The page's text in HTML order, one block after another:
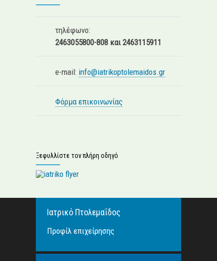
τηλέφωνο:
2463055800-808 και 2463115911
e-mail: info@iatrikoptolemaidos.gr
Φόρμα επικοινωνίας
Ξεφυλλίστε τον πλήρη οδηγό
Ιατρικό Πτολεμαΐδος
Προφίλ επιχείρησης